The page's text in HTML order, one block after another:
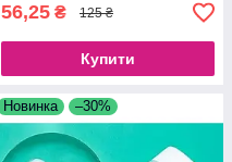
56,25 ₴ 125 ₴
Купити
Новинка –30%